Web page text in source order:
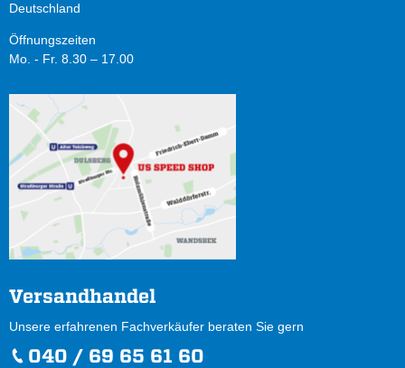
Deutschland
Öffnungszeiten
Mo. - Fr. 8.30 – 17.00
Versandhandel
Unsere erfahrenen Fachverkäufer beraten Sie gern
040 / 69 65 61 60